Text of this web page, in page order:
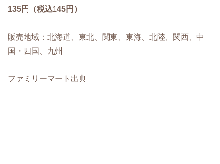
135円（税込145円）
販売地域：北海道、東北、関東、東海、北陸、関西、中
国・四国、九州
ファミリーマート出典